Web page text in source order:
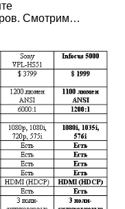
Смотрим…